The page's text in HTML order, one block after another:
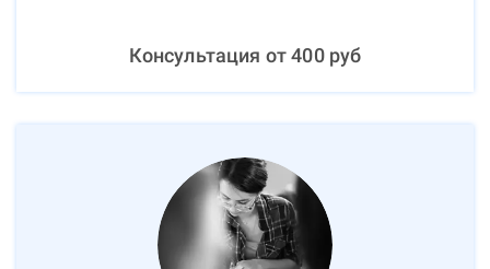
Консультация от400руб